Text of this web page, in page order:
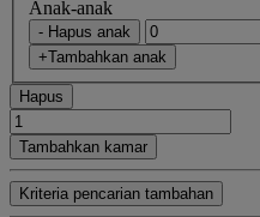
Anak-anak
- Hapus anak
+Tambahkan anak
Hapus
Tambahkan kamar
Kriteria pencarian tambahan